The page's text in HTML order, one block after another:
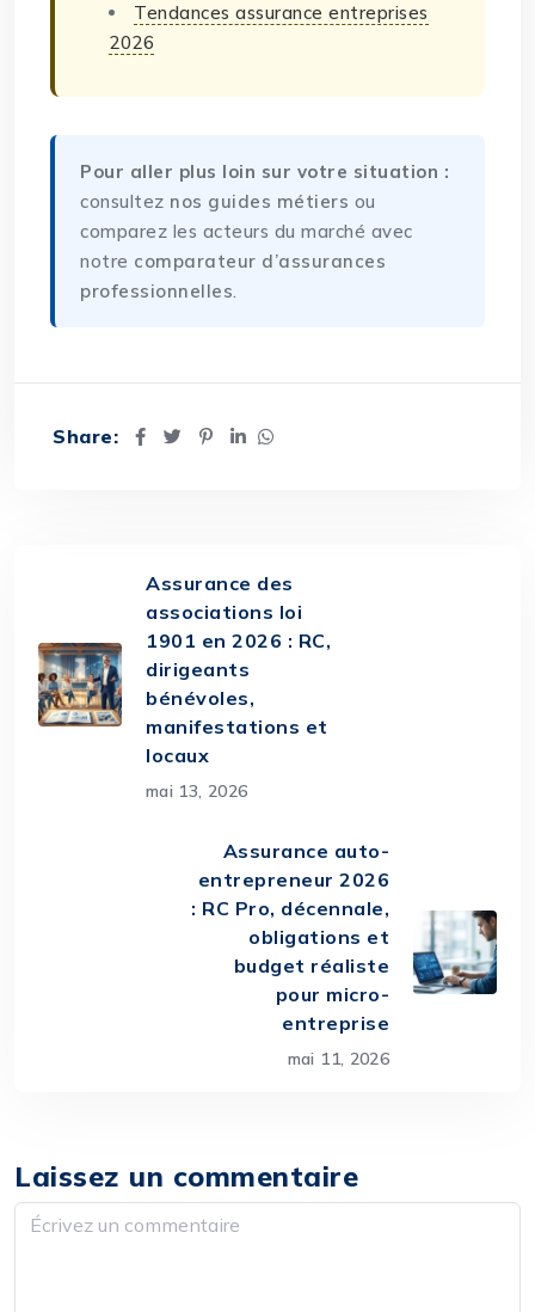
Tendances assurance entreprises
2026
Pour aller plus loin sur votre situation :
consultez nos guides métiers ou
comparez les acteurs du marché avec
notre comparateur d’assurances
professionnelles.
Share:
Assurance des
associations loi
1901 en 2026 : RC,
dirigeants
bénévoles,
manifestations et
locaux
mai 13, 2026
Assurance auto-
entrepreneur 2026
: RC Pro, décennale,
obligations et
budget réaliste
pour micro-
entreprise
mai 11, 2026
Laissez un commentaire